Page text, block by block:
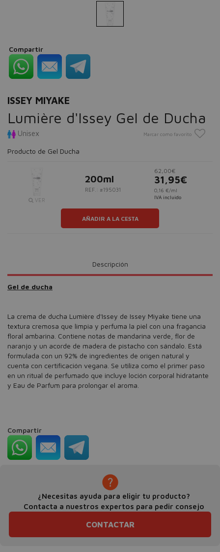
Compartir
ISSEY MIYAKE
Lumière d'Issey Gel de Ducha
Unisex Marcar como favorito
Producto de Gel Ducha
VER
200ml
REF.: #195031
62,00€
31,95€
0,16 €/ml
IVA incluido
AÑADIR A LA CESTA
Descripción
Gel de ducha
La crema de ducha Lumière d'Issey de Issey Miyake tiene una
textura cremosa que limpia y perfuma la piel con una fragancia
floral ambarina. Contiene notas de mandarina verde, flor de
naranjo y un acorde de madera de pistacho con sándalo. Está
formulada con un 92% de ingredientes de origen natural y
cuenta con certificación vegana. Se utiliza como el primer paso
en un ritual de perfumado que incluye loción corporal hidratante
y Eau de Parfum para prolongar el aroma.
Compartir
¿Necesitas ayuda para eligir tu producto?
Contacta a nuestros expertos para pedir consejo
CONTACTAR